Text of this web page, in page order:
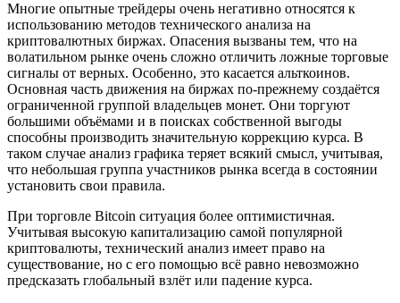
Многие опытные трейдеры очень негативно относятся к
использованию методов технического анализа на
криптовалютных биржах. Опасения вызваны тем, что на
волатильном рынке очень сложно отличить ложные торговые
сигналы от верных. Особенно, это касается альткоинов.
Основная часть движения на биржах по-прежнему создаётся
ограниченной группой владельцев монет. Они торгуют
большими объёмами и в поисках собственной выгоды
способны производить значительную коррекцию курса. В
таком случае анализ графика теряет всякий смысл, учитывая,
что небольшая группа участников рынка всегда в состоянии
установить свои правила.
При торговле Bitcoin ситуация более оптимистичная.
Учитывая высокую капитализацию самой популярной
криптовалюты, технический анализ имеет право на
существование, но с его помощью всё равно невозможно
предсказать глобальный взлёт или падение курса.